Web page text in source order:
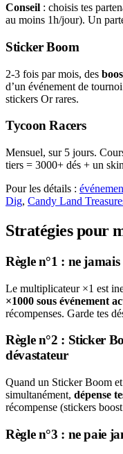
Conseil : choisis tes
au moins 1h/jour). Un
Sticker Boom
2-3 fois par mois, des
d’un événement de
stickers Or rares.
Tycoon Racers
Mensuel, sur 5 jours.
tiers = 3000+ dés + un
Pour les détails :
Dig, Candy Land
Stratégies pour
Règle n°1 : ne
Le multiplicateur ×1 est
×1000 sous événement
récompenses. Garde tes
Règle n°2 : Sticker
dévastateur
Quand un Sticker Boom
simultanément, dépense
récompense (stickers
Règle n°3 : ne paie